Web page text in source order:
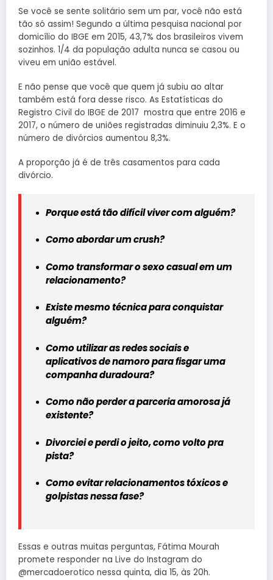
Se você se sente solitário sem um par, você não está
tão só assim! Segundo a última pesquisa nacional por
domicílio do IBGE em 2015, 43,7% dos brasileiros vivem
sozinhos. 1/4 da população adulta nunca se casou ou
viveu em união estável.
E não pense que você que quem já subiu ao altar
também está fora desse risco. As Estatísticas do
Registro Civil do IBGE de 2017 mostra que entre 2016 e
2017, o número de uniões registradas diminuiu 2,3%. E o
número de divórcios aumentou 8,3%.
A proporção já é de três casamentos para cada
divórcio.
Porque está tão difícil viver com alguém?
Como abordar um crush?
Como transformar o sexo casual em um
relacionamento?
Existe mesmo técnica para conquistar
alguém?
Como utilizar as redes sociais e
aplicativos de namoro para fisgar uma
companha duradoura?
Como não perder a parceria amorosa já
existente?
Divorciei e perdi o jeito, como volto pra
pista?
Como evitar relacionamentos tóxicos e
golpistas nessa fase?
Essas e outras muitas perguntas, Fátima Mourah
promete responder na Live do Instagram do
@mercadoerotico nessa quinta, dia 15, às 20h.